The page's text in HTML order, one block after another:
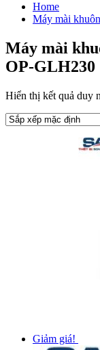
Home
Máy mài
Máy mài
OP-GLH230
Hiển thị kết quả duy
Giảm giá!